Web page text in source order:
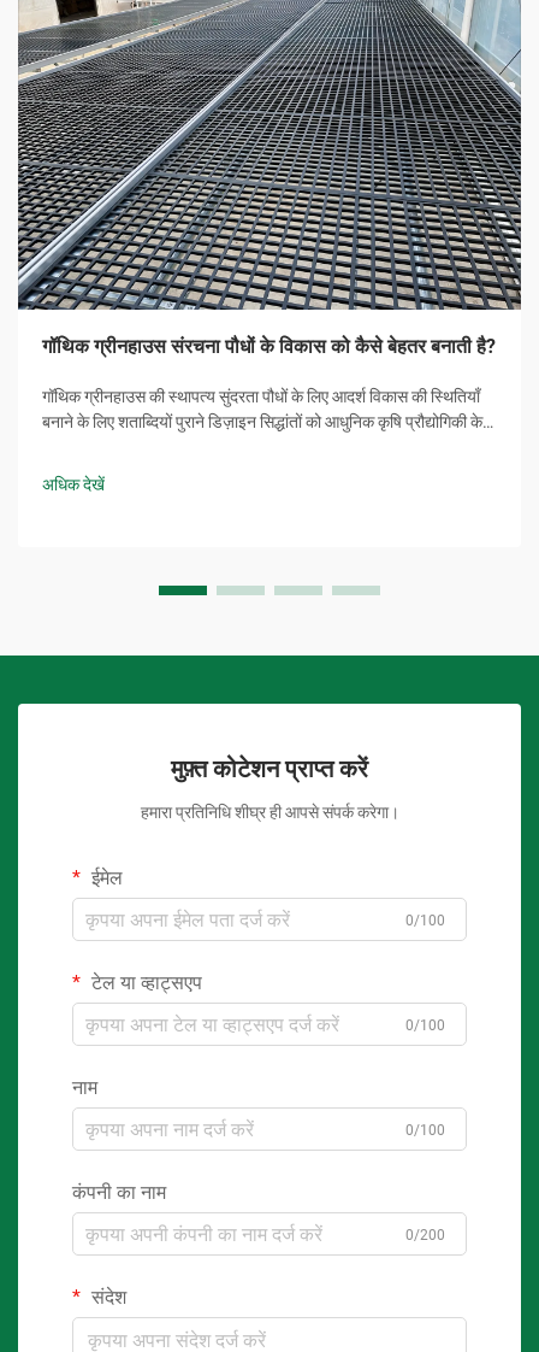
गॉथिक ग्रीनहाउस संरचना पौधों के विकास को कैसे बेहतर बनाती है?
गॉथिक ग्रीनहाउस की स्थापत्य सुंदरता पौधों के लिए आदर्श विकास की स्थितियाँ
बनाने के लिए शताब्दियों पुराने डिज़ाइन सिद्धांतों को आधुनिक कृषि प्रौद्योगिकी के
छत के डिज़ाइन से होती है...
अधिक देखें
मुफ़्त कोटेशन प्राप्त करें
हमारा प्रतिनिधि शीघ्र ही आपसे संपर्क करेगा।
ईमेल
0/100
टेल या व्हाट्सएप
0/100
नाम
0/100
कंपनी का नाम
0/200
संदेश